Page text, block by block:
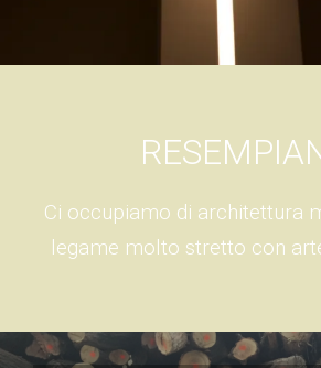
Ci occupiamo di architettura
legame molto stretto con